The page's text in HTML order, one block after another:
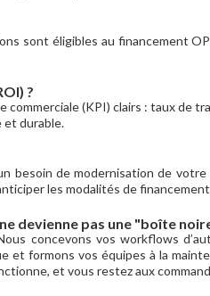
sont éligibles au financement
?
(KPI) clairs : taux de
et durable.
besoin de modernisation de
les modalités de
devienne pas une "boîte
concevons vos workflows
formons vos équipes à la
et vous restez aux